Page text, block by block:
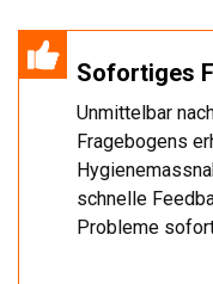
Sofortiges
Unmittelbar
Fragebogens
schnelle
Probleme